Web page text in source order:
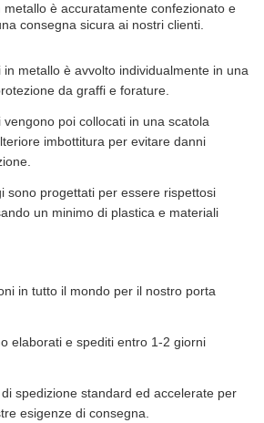
è accuratamente confezionato e
consegna sicura ai nostri clienti.
in metallo è avvolto individualmente in una
da graffi e forature.
vengono poi collocati in una scatola
imbottitura per evitare danni
sono progettati per essere rispettosi
un minimo di plastica e materiali
in tutto il mondo per il nostro porta
elaborati e spediti entro 1-2 giorni
spedizione standard ed accelerate per
esigenze di consegna.